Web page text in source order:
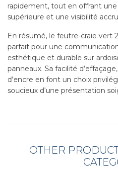
rapidement, tout en offrant une
supérieure et une visibilité
En résumé, le feutre-craie vert
parfait pour une
esthétique et durable sur
panneaux. Sa facilité
d’encre en font un choix
soucieux d’une présentation
OTHER